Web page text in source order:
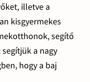
illetve a
kisgyermekes
segítő
a nagy
hogy a baj